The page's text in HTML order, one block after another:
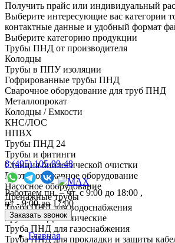
Получить прайс или индивидуальный
Выберите интересующие вас категории
контактные данные и удобный формат
Выберите категорию продукции
Трубы ПНД от производителя
Колодцы
Трубы в ППУ изоляции
Гофрированные трубы ПНД
Сварочное оборудование для труб ПНД
Металлопрокат
Колодцы / Емкости
КНС/ЛОС
НПВХ
Трубы ПНД 24
Трубы и фитинги
Cтанция биологической очистки
Противопожарное оборудование
Насосное оборудование
Дренажные трубы
Труба ПНД для водоснабжения
Трубы ПНД технические
Труба ПНД для газоснабжения
Труба ПНД для прокладки и защиты
8 (495) 105-99-48
Работаем пн. – чт. с 9:00 до 18:00 ,
пт - 9:00 до 17:00
Заказать звонок
Главная